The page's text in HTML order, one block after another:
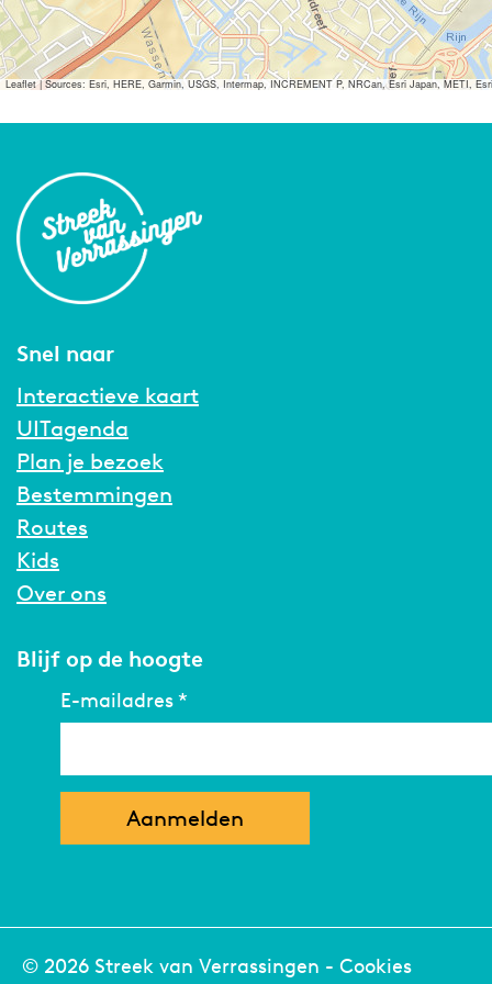
Leaflet|Sources: Esri, HERE, Garmin, USGS, Intermap, INCREMENT P, NRCan, Esri Japan, METI,
Snel naar
Interactieve kaart
UITagenda
Plan je bezoek
Bestemmingen
Routes
Kids
Over ons
Blijf op de hoogte
E-mailadres*
© 2026 Streek van Verrassingen - Cookies